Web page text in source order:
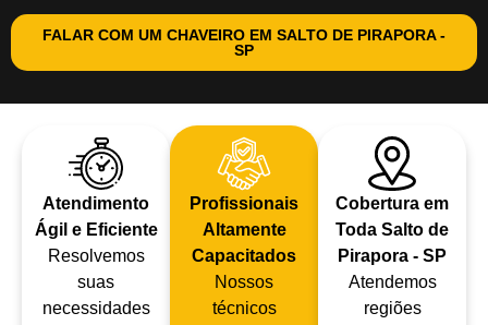
FALAR COM UM CHAVEIRO EM SALTO DE PIRAPORA -
SP
Atendimento
Ágil e Eficiente
Resolvemos
suas
necessidades
Profissionais
Altamente
Capacitados
Nossos
técnicos
Cobertura em
Toda Salto de
Pirapora - SP
Atendemos
regiões